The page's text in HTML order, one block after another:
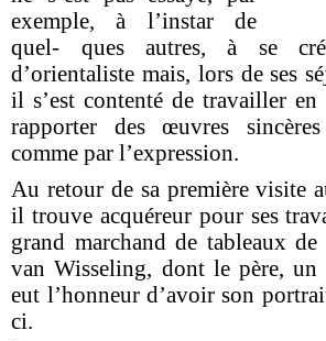
exemple, à l’instar de
quel- ques autres, à se
d’orientaliste mais, lors de ses
il s’est contenté de travailler
rapporter des œuvres
comme par l’expression.
Au retour de sa première visite
il trouve acquéreur pour ses
grand marchand de tableaux
van Wisseling, dont le père, un
eut l’honneur d’avoir son
ci.